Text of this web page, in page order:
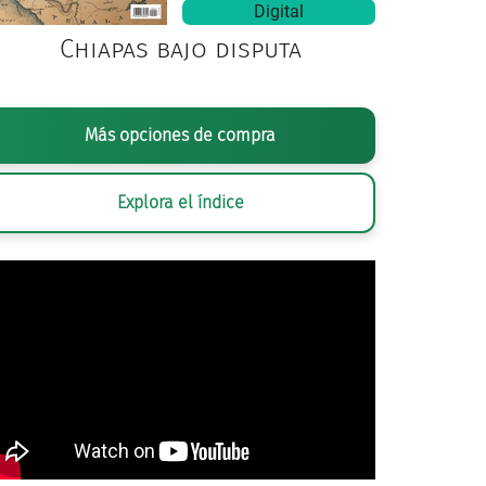
Digital
Chiapas bajo disputa
Más opciones de compra
Explora el índice